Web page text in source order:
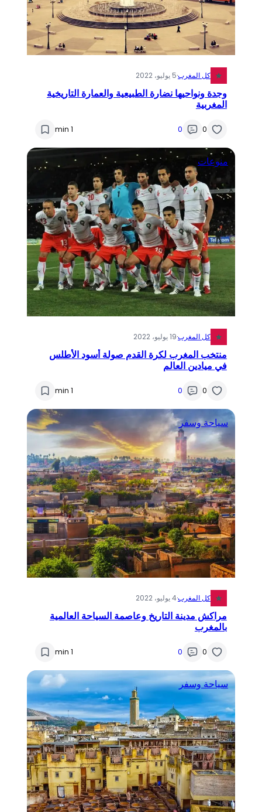
كل المغرب·5 يوليو، 2022
وجدة ونواحيها نضارة الطبيعية والعمارة التاريخية
المغربية
0
0
1 min
منوعات
كل المغرب·19 يوليو، 2022
منتخب المغرب لكرة القدم صولة أسود الأطلس
في ميادين العالم
0
0
1 min
سياحة وسفر
كل المغرب·4 يوليو، 2022
مراكش مدينة التاريخ وعاصمة السياحة العالمية
بالمغرب
0
0
1 min
سياحة وسفر